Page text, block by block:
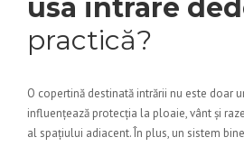
usa intrare
practică?
O copertină destinată intrării nu este doar
influențează protecția la ploaie, vânt și
al spațiului adiacent. În plus, un sistem